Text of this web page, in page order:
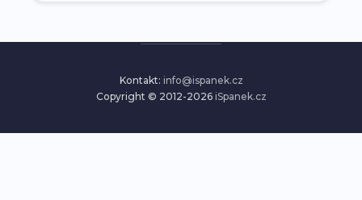
Kontakt: info@ispanek.cz
Copyright © 2012-2026 iSpanek.cz